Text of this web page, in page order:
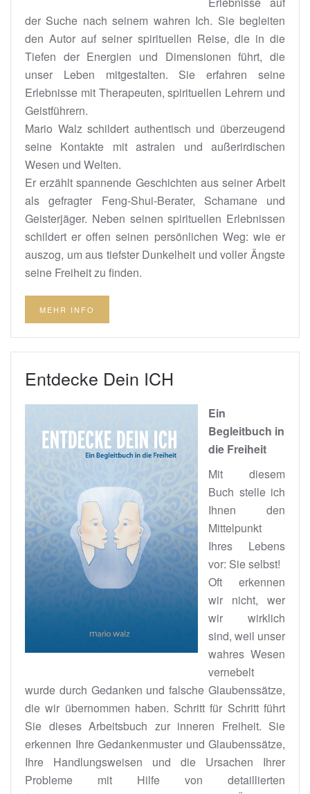
der Suche nach seinem wahren Ich. Sie begleiten
den Autor auf seiner spirituellen Reise, die in die
Tiefen der Energien und Dimensionen führt, die
unser Leben mitgestalten. Sie erfahren seine
Erlebnisse mit Therapeuten, spirituellen Lehrern und
Geistführern.
Mario Walz schildert authentisch und überzeugend
seine Kontakte mit astralen und außerirdischen
Wesen und Welten.
Er erzählt spannende Geschichten aus seiner Arbeit
als gefragter Feng-Shui-Berater, Schamane und
Geisterjäger. Neben seinen spirituellen Erlebnissen
schildert er offen seinen persönlichen Weg: wie er
auszog, um aus tiefster Dunkelheit und voller Ängste
seine Freiheit zu finden.
MEHR INFO
Entdecke Dein ICH
Ein
Begleitbuch in
die Freiheit
Mit diesem
Buch stelle ich
Ihnen den
Mittelpunkt
Ihres Lebens
vor: Sie selbst!
Oft erkennen
wir nicht, wer
wir wirklich
sind, weil unser
wahres Wesen
vernebelt
wurde durch Gedanken und falsche Glaubenssätze,
die wir übernommen haben. Schritt für Schritt führt
Sie dieses Arbeitsbuch zur inneren Freiheit. Sie
erkennen Ihre Gedankenmuster und Glaubenssätze,
Ihre Handlungsweisen und die Ursachen Ihrer
Probleme mit Hilfe von detaillierten